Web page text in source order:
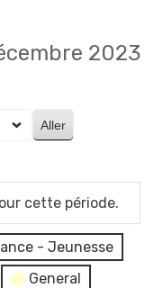
2023
cette période.
- Jeunesse
General